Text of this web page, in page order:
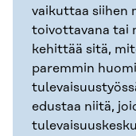
vaikuttaa siihen
toivottavana tai
kehittää sitä,
paremmin
edustaa niitä,